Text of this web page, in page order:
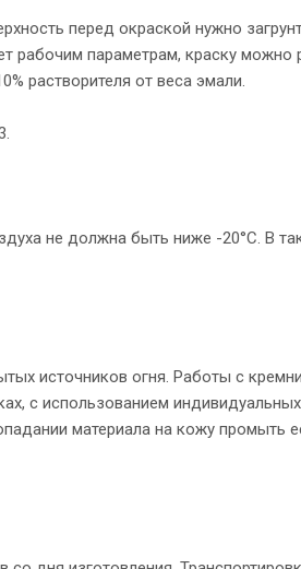
перед окраской нужно
рабочим параметрам, краску можно
растворителя от веса эмали.
не должна быть ниже -20°С. В
источников огня. Работы с
с использованием
материала на кожу промыть